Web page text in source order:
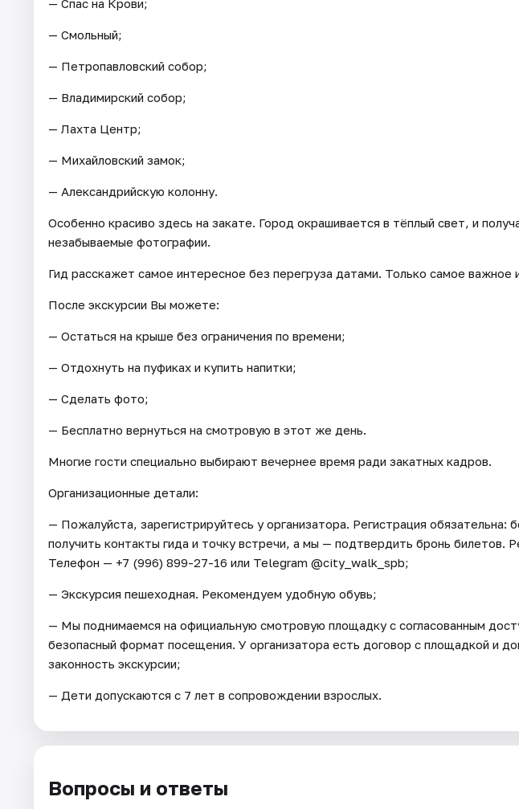
— Спас на Крови;
— Смольный;
— Петропавловский собор;
— Владимирский собор;
— Лахта Центр;
— Михайловский замок;
— Александрийскую колонну.
Особенно красиво здесь на закате. Город окрашивается в тёплый свет, и
незабываемые фотографии.
Гид расскажет самое интересное без перегруза датами. Только самое важное
После экскурсии Вы можете:
— Остаться на крыше без ограничения по времени;
— Отдохнуть на пуфиках и купить напитки;
— Сделать фото;
— Бесплатно вернуться на смотровую в этот же день.
Многие гости специально выбирают вечернее время ради закатных кадров.
Организационные детали:
— Пожалуйста, зарегистрируйтесь у организатора. Регистрация обязательна:
получить контакты гида и точку встречи, а мы — подтвердить бронь билетов.
Телефон — +7 (996) 899-27-16 или Telegram @city_walk_spb;
— Экскурсия пешеходная. Рекомендуем удобную обувь;
— Мы поднимаемся на официальную смотровую площадку с согласованным
безопасный формат посещения. У организатора есть договор с площадкой и
законность экскурсии;
— Дети допускаются с 7 лет в сопровождении взрослых.
Вопросы и ответы